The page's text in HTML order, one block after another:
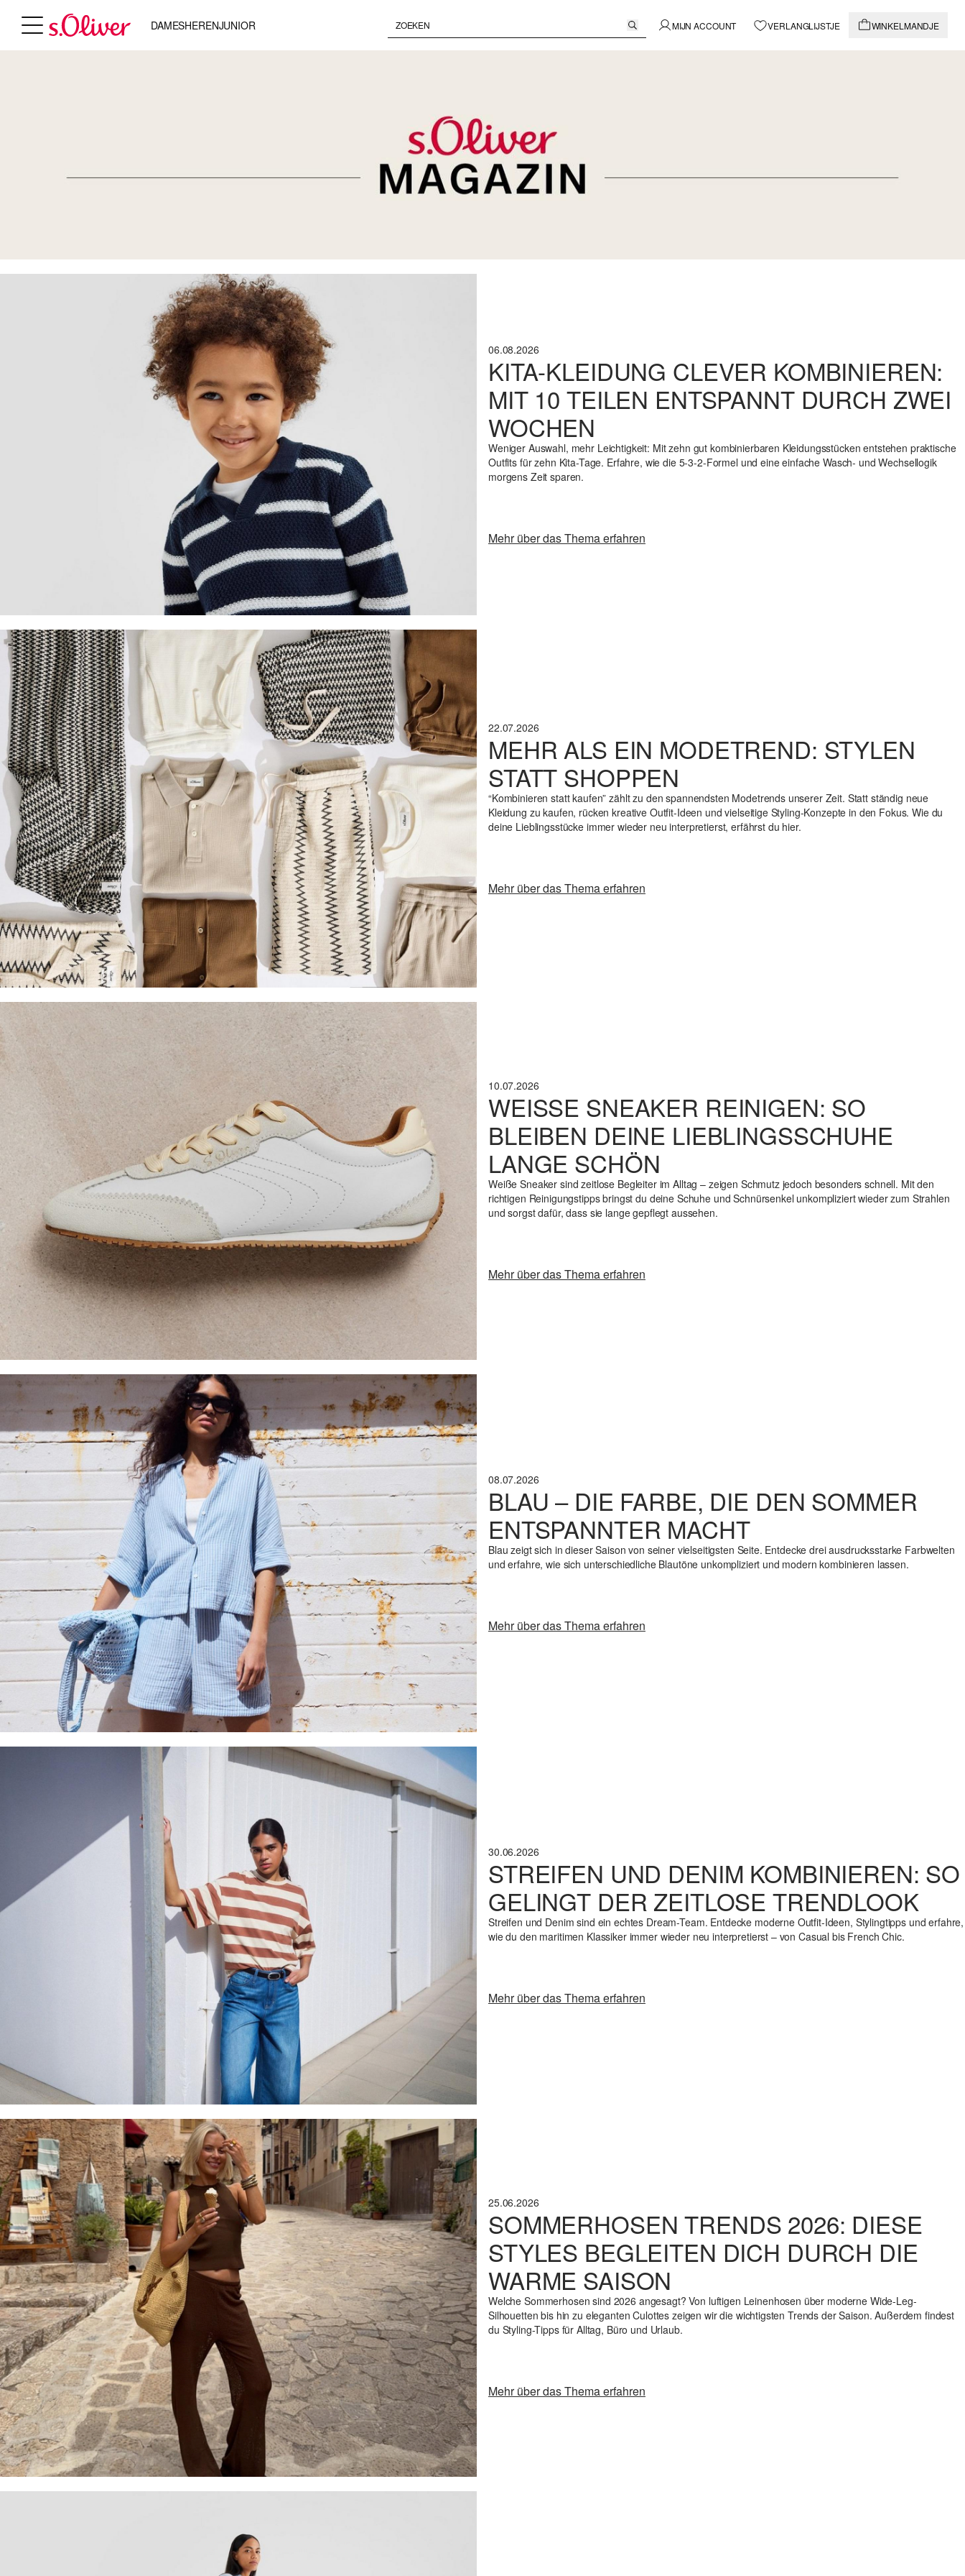
DAMESHERENJUNIOR MIJN ACCOUNT VERLANGLIJSTJE WINKELMANDJE
06.08.2026
KITA-KLEIDUNG CLEVER KOMBINIEREN:
MIT 10 TEILEN ENTSPANNT DURCH ZWEI
WOCHEN
Weniger Auswahl, mehr Leichtigkeit: Mit zehn gut kombinierbaren Kleidungsstücken entstehen praktische
Outfits für zehn Kita-Tage. Erfahre, wie die 5-3-2-Formel und eine einfache Wasch- und Wechsellogik
morgens Zeit sparen.
Mehr über das Thema erfahren
22.07.2026
MEHR ALS EIN MODETREND: STYLEN
STATT SHOPPEN
“Kombinieren statt kaufen” zählt zu den spannendsten Modetrends unserer Zeit. Statt ständig neue
Kleidung zu kaufen, rücken kreative Outfit-Ideen und vielseitige Styling-Konzepte in den Fokus. Wie du
deine Lieblingsstücke immer wieder neu interpretierst, erfährst du hier.
Mehr über das Thema erfahren
10.07.2026
WEISSE SNEAKER REINIGEN: SO B
LEIBEN DEINE LIEBLINGSSCHUHE L
ANGE SCHÖN
Weiße Sneaker sind zeitlose Begleiter im Alltag – zeigen Schmutz jedoch besonders schnell. Mit den
richtigen Reinigungstipps bringst du deine Schuhe und Schnürsenkel unkompliziert wieder zum Strahlen
und sorgst dafür, dass sie lange gepflegt aussehen.
Mehr über das Thema erfahren
08.07.2026
BLAU – DIE FARBE, DIE DEN SOMMER
ENTSPANNTER MACHT
Blau zeigt sich in dieser Saison von seiner vielseitigsten Seite. Entdecke drei ausdrucksstarke Farbwelten
und erfahre, wie sich unterschiedliche Blautöne unkompliziert und modern kombinieren lassen.
Mehr über das Thema erfahren
30.06.2026
STREIFEN UND DENIM KOMBINIEREN: SO
GELINGT DER ZEITLOSE TRENDLOOK
Streifen und Denim sind ein echtes Dream-Team. Entdecke moderne Outfit-Ideen, Stylingtipps und erfahre,
wie du den maritimen Klassiker immer wieder neu interpretierst – von Casual bis French Chic.
Mehr über das Thema erfahren
25.06.2026
SOMMERHOSEN TRENDS 2026: DIESE
STYLES BEGLEITEN DICH DURCH DIE
WARME SAISON
Welche Sommerhosen sind 2026 angesagt? Von luftigen Leinenhosen über moderne Wide-Leg-
Silhouetten bis hin zu eleganten Culottes zeigen wir die wichtigsten Trends der Saison. Außerdem findest
du Styling-Tipps für Alltag, Büro und Urlaub.
Mehr über das Thema erfahren